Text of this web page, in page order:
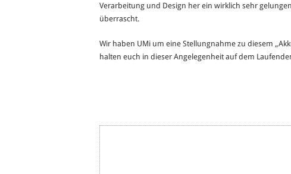
Verarbeitung und Design her ein wirklich sehr
überrascht.
Wir haben UMi um eine Stellungnahme zu diesem
halten euch in dieser Angelegenheit auf dem